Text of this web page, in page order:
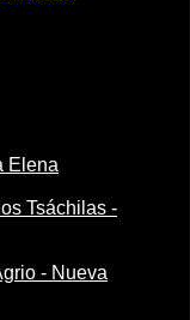
Elena
Tsáchilas -
- Nueva